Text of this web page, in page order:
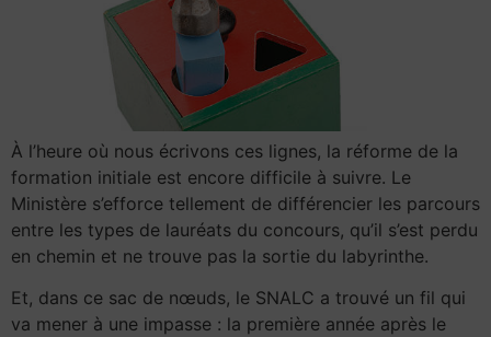
À l’heure où nous écrivons ces lignes, la réforme de la
formation initiale est encore difficile à suivre. Le
Ministère s’efforce tellement de différencier les parcours
entre les types de lauréats du concours, qu’il s’est perdu
en chemin et ne trouve pas la sortie du labyrinthe.
Et, dans ce sac de nœuds, le SNALC a trouvé un fil qui
va mener à une impasse : la première année après le